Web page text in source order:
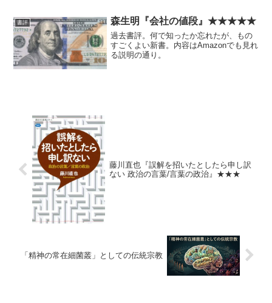
いし、中級者以上はも...
書評 森生明『会社の値段』★★★★★
過去書評。何で知ったか忘れたが、もの
すごくよい新書。内容はAmazonでも見れ
る説明の通り。
藤川直也『誤解を招いたとしたら申し訳
ない 政治の言葉/言葉の政治』★★★
「精神の常在細菌叢」としての伝統宗教